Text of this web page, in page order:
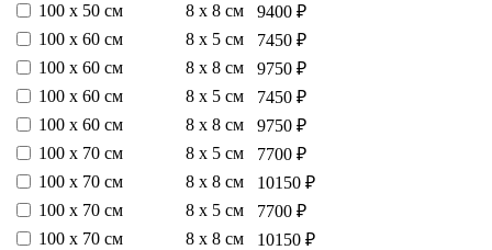
100 х 50 см
8 х 8 см
9400 ₽
100 х 60 см
8 х 5 см
7450 ₽
100 х 60 см
8 х 8 см
9750 ₽
100 х 60 см
8 х 5 см
7450 ₽
100 х 60 см
8 х 8 см
9750 ₽
100 х 70 см
8 х 5 см
7700 ₽
100 х 70 см
8 х 8 см
10150 ₽
100 х 70 см
8 х 5 см
7700 ₽
100 х 70 см
8 х 8 см
10150 ₽